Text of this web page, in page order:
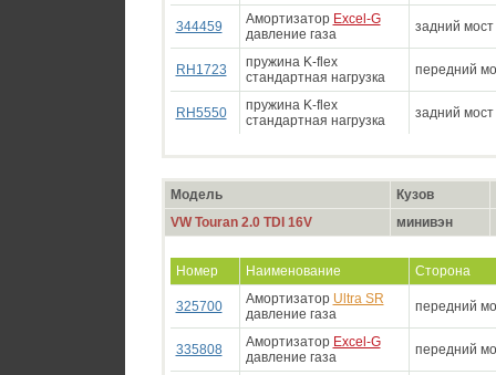
344459 Амортизатор Excel-G
давление газа
задний мост
RH1723
пружина K-flex
стандартная нагрузка
передний
RH5550
пружина K-flex
стандартная нагрузка
задний мост
Модель Кузов
VW Touran 2.0 TDI 16V
минивэн
Номер Наименование Сторона
325700 Амортизатор Ultra SR
давление газа
передний
335808 Амортизатор Excel-G
давление газа
передний